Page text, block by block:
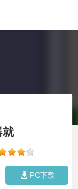
就
PC下载